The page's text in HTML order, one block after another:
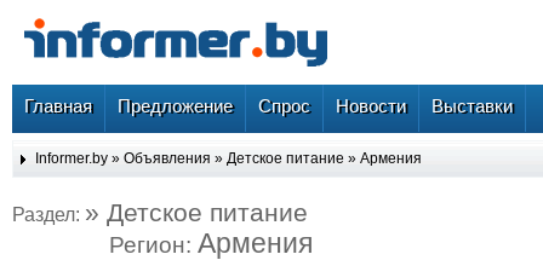
Главная Предложение Спрос Новости Выставки
Informer.by » Объявления » Детское питание » Армения
Раздел: » Детское питание
Регион: Армения